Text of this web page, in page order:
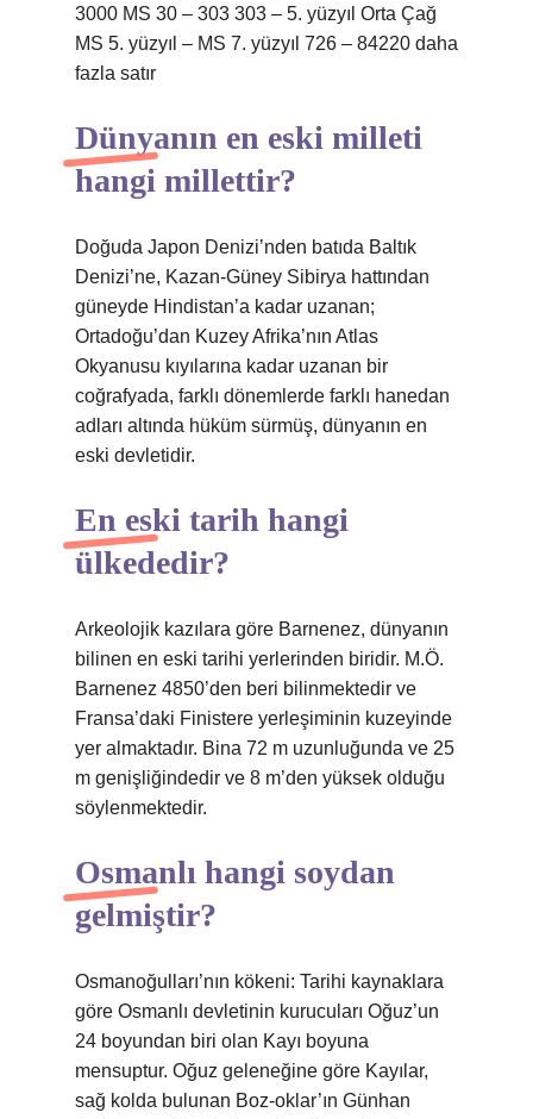
3000 MS 30 – 303 303 – 5. yüzyıl Orta Çağ
MS 5. yüzyıl – MS 7. yüzyıl 726 – 84220 daha
fazla satır
Dünyanın en eski milleti
hangi millettir?
Doğuda Japon Denizi’nden batıda Baltık
Denizi’ne, Kazan-Güney Sibirya hattından
güneyde Hindistan’a kadar uzanan;
Ortadoğu’dan Kuzey Afrika’nın Atlas
Okyanusu kıyılarına kadar uzanan bir
coğrafyada, farklı dönemlerde farklı hanedan
adları altında hüküm sürmüş, dünyanın en
eski devletidir.
En eski tarih hangi
ülkededir?
Arkeolojik kazılara göre Barnenez, dünyanın
bilinen en eski tarihi yerlerinden biridir. M.Ö.
Barnenez 4850’den beri bilinmektedir ve
Fransa’daki Finistere yerleşiminin kuzeyinde
yer almaktadır. Bina 72 m uzunluğunda ve 25
m genişliğindedir ve 8 m’den yüksek olduğu
söylenmektedir.
Osmanlı hangi soydan
gelmiştir?
Osmanoğulları’nın kökeni: Tarihi kaynaklara
göre Osmanlı devletinin kurucuları Oğuz’un
24 boyundan biri olan Kayı boyuna
mensuptur. Oğuz geleneğine göre Kayılar,
sağ kolda bulunan Boz-oklar’ın Günhan